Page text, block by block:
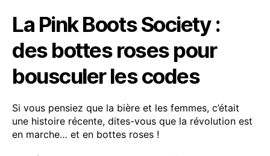
La Pink Boots Society :
des bottes roses pour
bousculer les codes
Si vous pensiez que la bière et les femmes, c’était
une histoire récente, dites-vous que la révolution est
en marche… et en bottes roses !